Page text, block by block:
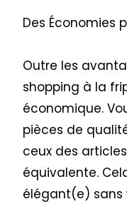
Des Économies
Outre les
shopping à la
économique.
pièces de
ceux des
équivalente.
élégant(e) sans